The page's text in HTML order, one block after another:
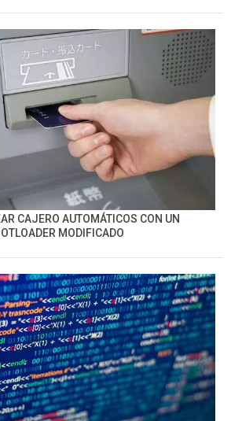
CAJERO AUTOMÁTICOS CON UN
MODIFICADO